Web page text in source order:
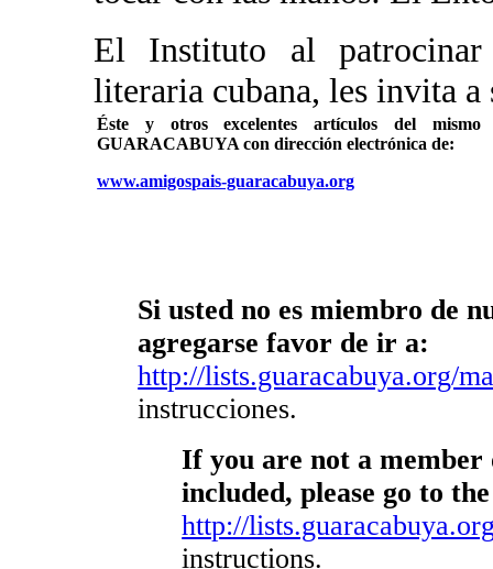
El Instituto al
literaria cubana, les invita
Éste y otros excelentes artículos del
GUARACABUYA con dirección electrónica de:
www.amigospais-guaracabuya.org
Si usted no es miembro de
agregarse favor de ir a:
http://lists.guaracabuya.org/
instrucciones.
If you are not a
included, please go to
http://
instructions.